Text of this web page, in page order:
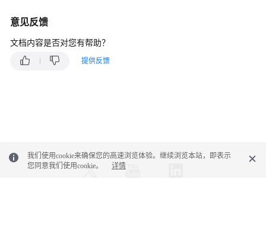
绍
什
管
理
意见反馈
文档内容是否对您有帮助？
提供反馈
我们使用cookie来确保您的高速浏览体验。继续浏览本站，即表示
您同意我们使用cookie。
详情